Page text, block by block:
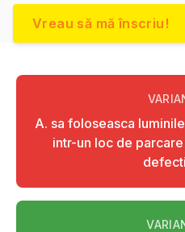
Vreau să mă înscriu!
A. sa foloseasca
intr-un loc de